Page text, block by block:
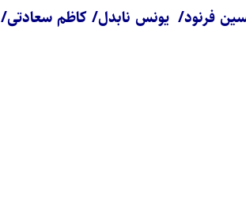
فرنود/ یونس نابدل/ کاظم سعادتی/